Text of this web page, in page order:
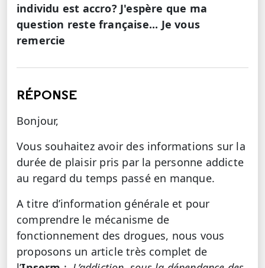
individu est accro? J'espère que ma
question reste française... Je vous
remercie
RÉPONSE
Bonjour,
Vous souhaitez avoir des informations sur la
durée de plaisir pris par la personne addicte
au regard du temps passé en manque.
A titre d’information générale et pour
comprendre le mécanisme de
fonctionnement des drogues, nous vous
proposons un article très complet de